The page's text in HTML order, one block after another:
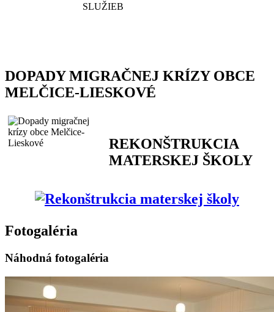
DOPADY MIGRAČNEJ KRÍZY OBCE
MELČICE-LIESKOVÉ
REKONŠTRUKCIA
MATERSKEJ ŠKOLY
Fotogaléria
Náhodná fotogaléria